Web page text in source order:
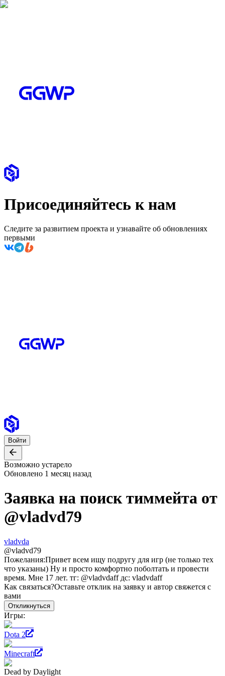
Присоединяйтесь к нам
Следите за развитием проекта и узнавайте об обновлениях
первыми
Войти
Возможно устарело
Обновлено 1 месяц назад
Заявка на поиск тиммейта от
@vladvd79
vladvda
@vladvd79
Пожелания:Привет всем ищу подругу для игр (не только тех
что указаны) Ну и просто комфортно поболтать и провести
время. Мне 17 лет. тг: @vladvdaff дс: vladvdaff
Как связаться?Оставьте отклик на заявку и автор свяжется с
вами
Откликнуться
Игры:
Dota 2
Minecraft
Dead by Daylight